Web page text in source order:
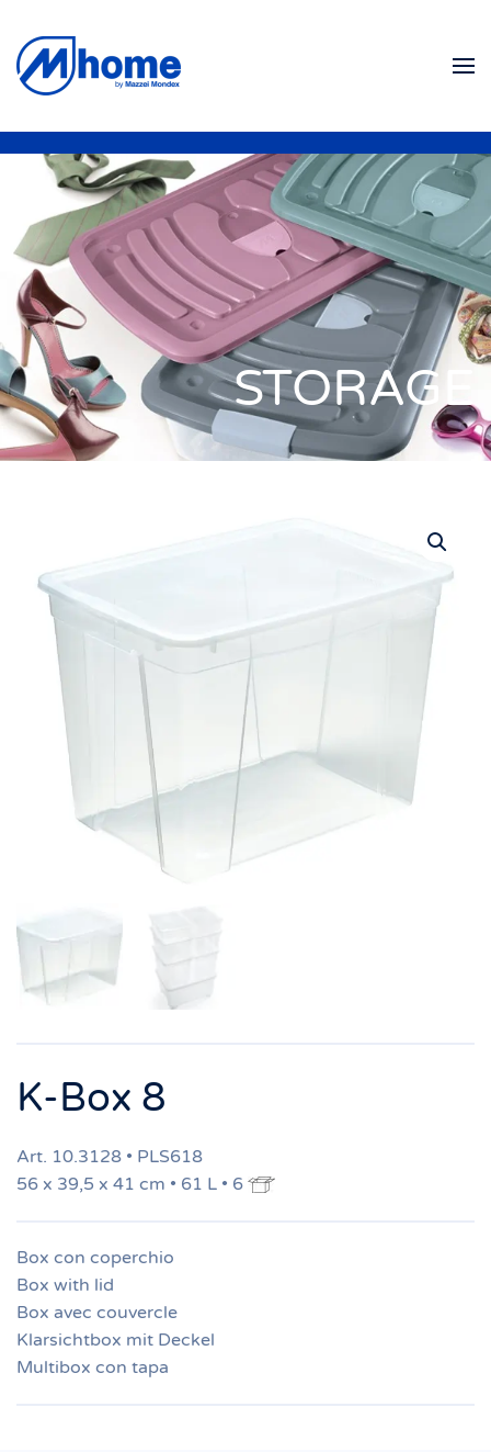
Ir al contenido principal
STORAGE
K-Box 8
Art. 10.3128 • PLS618
56 x 39,5 x 41 cm • 61 L • 6
Box con coperchio
Box with lid
Box avec couvercle
Klarsichtbox mit Deckel
Multibox con tapa